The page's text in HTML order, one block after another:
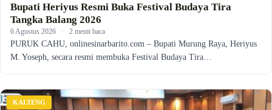
Bupati Heriyus Resmi Buka Festival Budaya Tira
Tangka Balang 2026
6 Agustus 2026 · 2 menit baca
PURUK CAHU, onlinesinarbarito.com – Bupati Murung Raya, Heriyus
M. Yoseph, secara resmi membuka Festival Budaya Tira…
KALTENG